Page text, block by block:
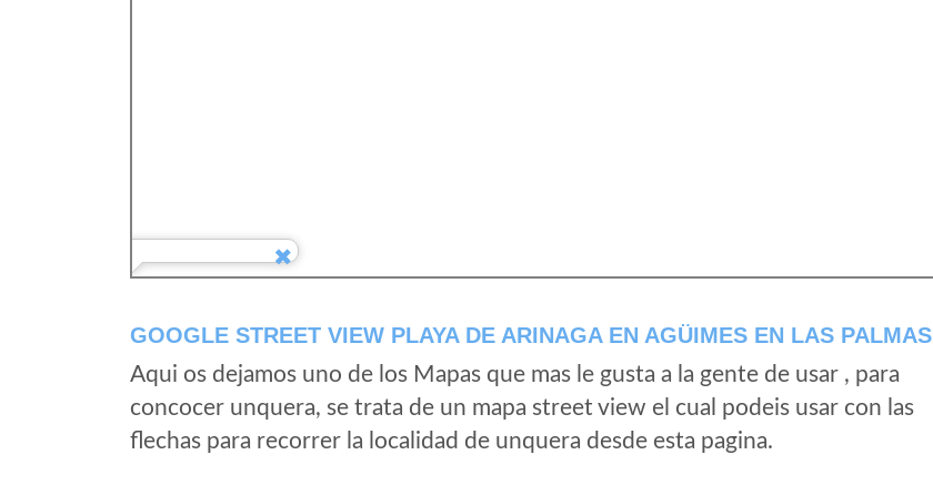
GOOGLE STREET VIEW PLAYA DE ARINAGA EN AGÜIMES EN LAS PALMAS
Aqui os dejamos uno de los Mapas que mas le gusta a la gente de usar , para
concocer unquera, se trata de un mapa street view el cual podeis usar con las
flechas para recorrer la localidad de unquera desde esta pagina.